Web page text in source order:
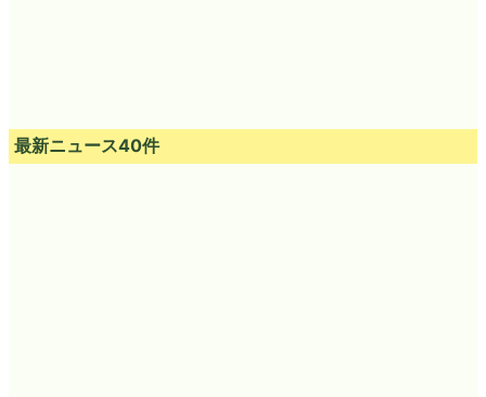
最新ニュース40件